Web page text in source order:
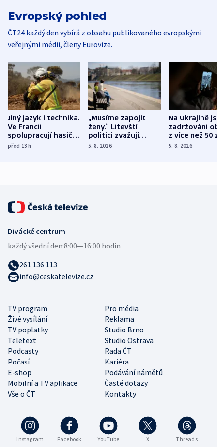
Evropský pohled
ČT24 každý den vybírá z obsahu publikovaného evropskými
veřejnými médii, členy Eurovize.
Jiný jazyk i technika.
Ve Francii
spolupracují hasiči z
různých zemí
před 13h
„Musíme zapojit
ženy.“ Litevští
politici zvažují
dohodu o
5. 8. 2026
Na Ukrajině
zadržováni
z více než 50
Bojovali na
5. 8. 2026
Instagram Facebook YouTube X Threads
TV program
Pro média
Živé vysílání
Reklama
TV poplatky
Studio Brno
Teletext
Studio Ostrava
Podcasty
Rada ČT
Počasí
Kariéra
E-shop
Podávání námětů
Mobilní a TV aplikace
Časté dotazy
Vše o ČT
Kontakty
Divácké centrum
každý všední den:8:00—16:00 hodin
261 136 113
info@ceskatelevize.cz